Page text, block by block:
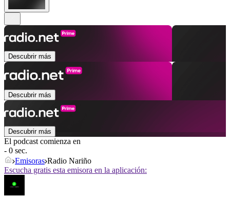
Descubrir más
Descubrir más
Descubrir más
El podcast comienza en
- 0 sec.
Emisoras Radio Nariño
Escucha gratis esta emisora en la aplicación: